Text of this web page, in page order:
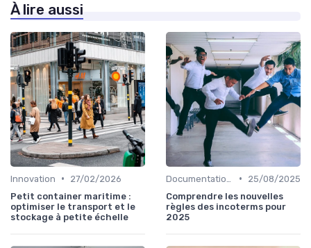
À lire aussi
Innovation •
27/02/2026
Petit container maritime :
optimiser le transport et le
stockage à petite échelle
•
25/08/2025
Comprendre les nouvelles
règles des incoterms pour
2025